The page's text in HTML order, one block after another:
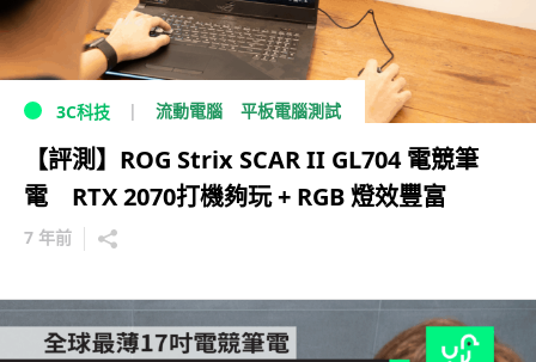
3C科技 流動電腦 平板電腦測試
【評測】ROG Strix SCAR II GL704 電競筆
電 RTX 2070打機夠玩 + RGB 燈效豐富
7 年前